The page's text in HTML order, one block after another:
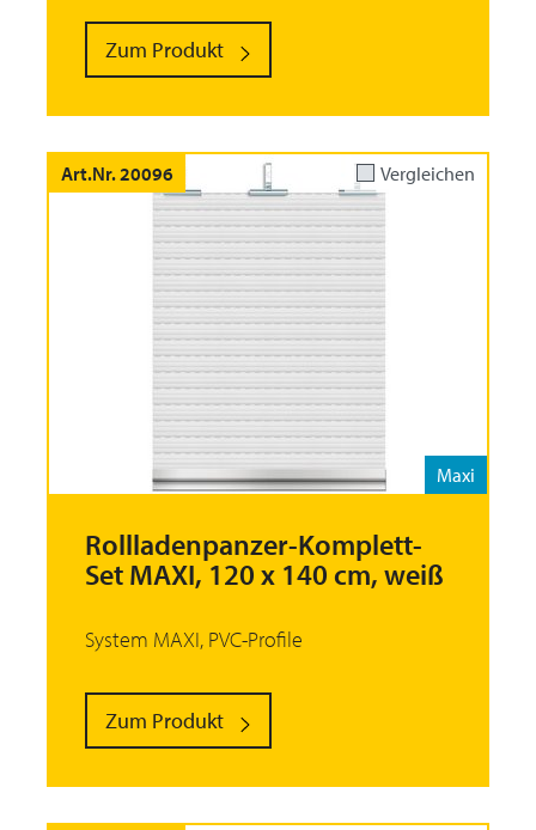
Zum Produkt
Art.Nr. 20096 Vergleichen
Maxi
Rollladenpanzer-Komplett-
Set MAXI, 120 x 140 cm, weiß
System MAXI, PVC-Profile
Zum Produkt